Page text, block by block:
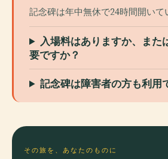
記念碑は年中無休で24時間開いて
入場料はありますか、また
要ですか？
記念碑は障害者の方も利用
その旅を、あなたのものに